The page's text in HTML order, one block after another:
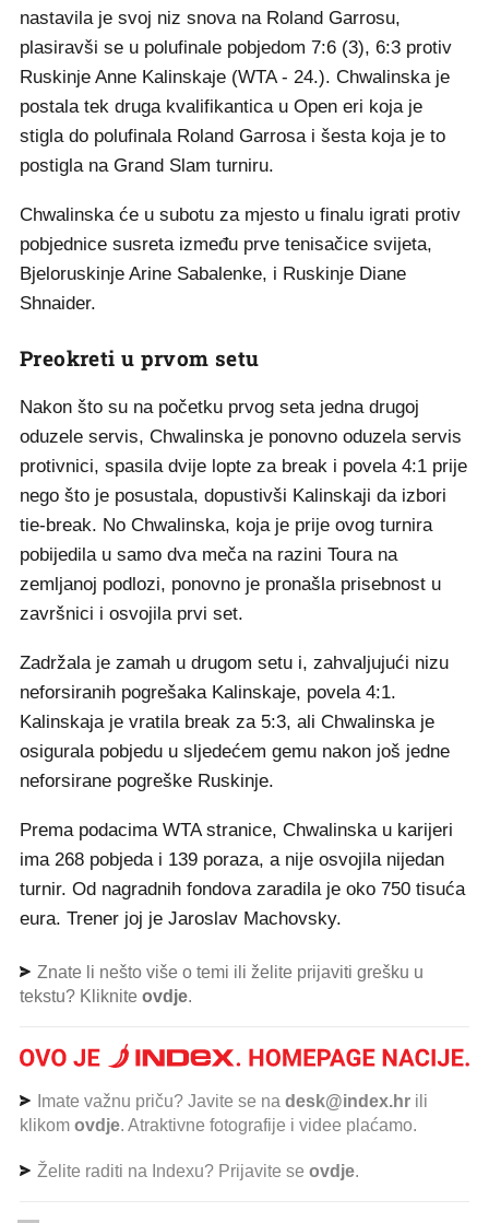
nastavila je svoj niz snova na Roland Garrosu,
plasiravši se u polufinale pobjedom 7:6 (3), 6:3 protiv
Ruskinje Anne Kalinskaje (WTA - 24.). Chwalinska je
postala tek druga kvalifikantica u Open eri koja je
stigla do polufinala Roland Garrosa i šesta koja je to
postigla na Grand Slam turniru.
Chwalinska će u subotu za mjesto u finalu igrati protiv
pobjednice susreta između prve tenisačice svijeta,
Bjeloruskinje Arine Sabalenke, i Ruskinje Diane
Shnaider.
Preokreti u prvom setu
Nakon što su na početku prvog seta jedna drugoj
oduzele servis, Chwalinska je ponovno oduzela servis
protivnici, spasila dvije lopte za break i povela 4:1 prije
nego što je posustala, dopustivši Kalinskaji da izbori
tie-break. No Chwalinska, koja je prije ovog turnira
pobijedila u samo dva meča na razini Toura na
zemljanoj podlozi, ponovno je pronašla prisebnost u
završnici i osvojila prvi set.
Zadržala je zamah u drugom setu i, zahvaljujući nizu
neforsiranih pogrešaka Kalinskaje, povela 4:1.
Kalinskaja je vratila break za 5:3, ali Chwalinska je
osigurala pobjedu u sljedećem gemu nakon još jedne
neforsirane pogreške Ruskinje.
Prema podacima WTA stranice, Chwalinska u karijeri
ima 268 pobjeda i 139 poraza, a nije osvojila nijedan
turnir. Od nagradnih fondova zaradila je oko 750 tisuća
eura. Trener joj je Jaroslav Machovsky.
Znate li nešto više o temi ili želite prijaviti grešku u
tekstu? Kliknite ovdje.
Imate važnu priču? Javite se na desk@index.hr ili
klikom ovdje. Atraktivne fotografije i videe plaćamo.
Želite raditi na Indexu? Prijavite se ovdje.